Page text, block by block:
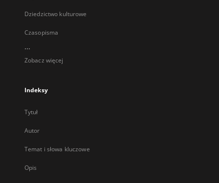
Dziedzictwo kulturowe
Czasopisma
...
Zobacz więcej
Indeksy
Tytuł
Autor
Temat i słowa kluczowe
Opis